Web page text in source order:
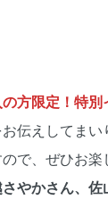
方限定！特
伝えしてまい
で、ぜひお楽
やかさん、